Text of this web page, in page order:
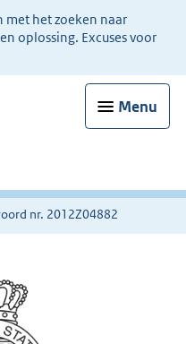
het zoeken naar
oplossing. Excuses voor
Menu
nr. 2012Z04882